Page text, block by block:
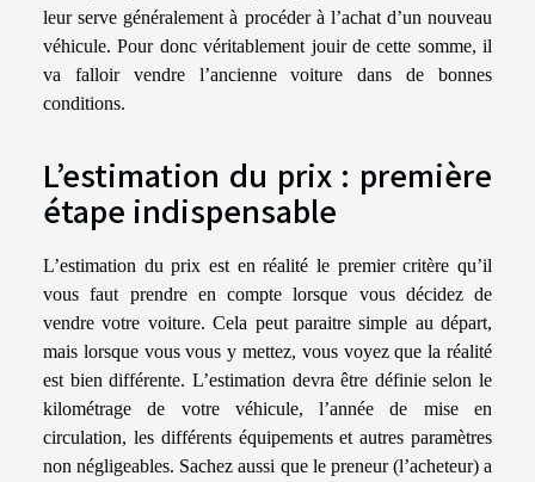
leur serve généralement à procéder à l’achat d’un nouveau
véhicule. Pour donc véritablement jouir de cette somme, il
va falloir vendre l’ancienne voiture dans de bonnes
conditions.
L’estimation du prix : première
étape indispensable
L’estimation du prix est en réalité le premier critère qu’il
vous faut prendre en compte lorsque vous décidez de
vendre votre voiture. Cela peut paraitre simple au départ,
mais lorsque vous vous y mettez, vous voyez que la réalité
est bien différente. L’estimation devra être définie selon le
kilométrage de votre véhicule, l’année de mise en
circulation, les différents équipements et autres paramètres
non négligeables. Sachez aussi que le preneur (l’acheteur) a